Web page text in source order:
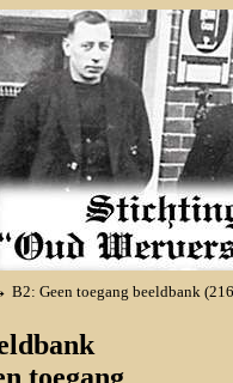
B2: Geen toegang beeldbank